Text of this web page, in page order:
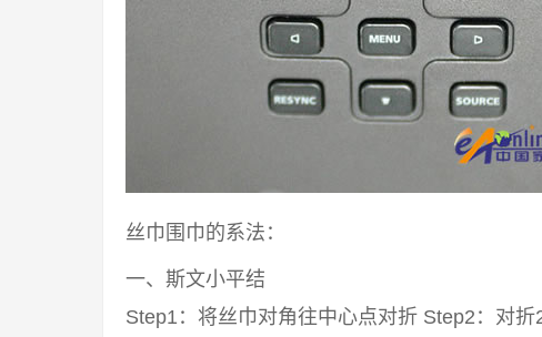
丝巾围巾的系法：
一、斯文小平结
Step1：将丝巾对角往中心点对折 Step2：对